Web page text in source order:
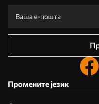
Промените језик